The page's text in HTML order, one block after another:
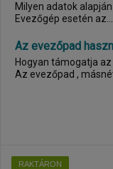
Milyen adatok
Evezőgép esetén az...
Az evezőpad
Hogyan támogatja
Az evezőpad ,
RAKTÁRON